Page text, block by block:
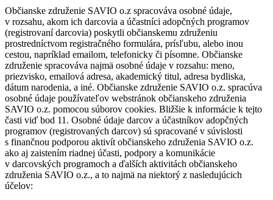
Občianske združenie SAVIO o.z spracováva osobné údaje,
v rozsahu, akom ich darcovia a účastníci adopčných programov
(registrovaní darcovia) poskytli občianskemu združeniu
prostredníctvom registračného formulára, prísľubu, alebo inou
cestou, napríklad emailom, telefonicky či písomne. Občianske
združenie spracováva najmä osobné údaje v rozsahu: meno,
priezvisko, emailová adresa, akademický titul, adresa bydliska,
dátum narodenia, a iné. Občianske združenie SAVIO o.z. spracúva
osobné údaje používateľov webstránok občianskeho združenia
SAVIO o.z. pomocou súborov cookies. Bližšie k informácie k tejto
časti viď bod 11. Osobné údaje darcov a účastníkov adopčných
programov (registrovaných darcov) sú spracované v súvislosti
s finančnou podporou aktivít občianskeho združenia SAVIO o.z.
ako aj zaistením riadnej účasti, podpory a komunikácie
v darcovských programoch a ďalších aktivitách občianskeho
združenia SAVIO o.z., a to najmä na niektorý z nasledujúcich
účelov: